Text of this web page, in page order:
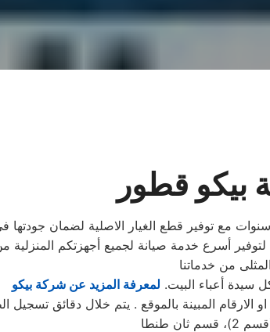
بيكو قطور
مع توفير قطع الغيار الاصلية لضمان جودتها
أسرع خدمة صيانة لجميع أجهزتكم
سيدة أعباء البيت. لمعرفة المزيد عن شركة بيكو
طنطا